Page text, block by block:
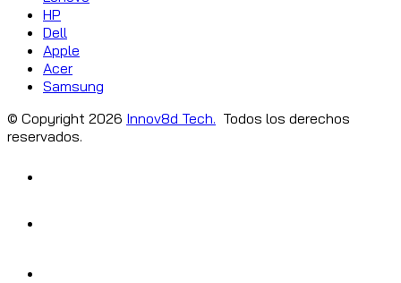
HP
Dell
Apple
Acer
Samsung
© Copyright 2026 Innov8d Tech. Todos los derechos
reservados.